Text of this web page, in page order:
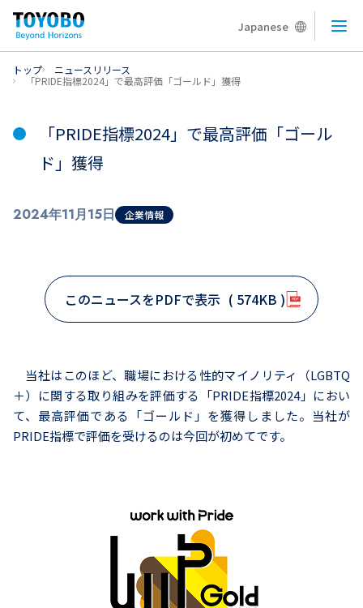
Japanese メ
トップ
ニュースリリース
「PRIDE指標2024」で最高評価「ゴールド」獲得
「PRIDE指標2024」で最高評価「ゴール
ド」獲得
2024年11月15日 企業情報
このニュースをPDFで表示 ( 574KB )
当社はこのほど、職場における性的マイノリティ（LGBTQ
＋）に関する取り組みを評価する「PRIDE指標2024」におい
て、最高評価である「ゴールド」を獲得しました。当社が
PRIDE指標で評価を受けるのは今回が初めてです。